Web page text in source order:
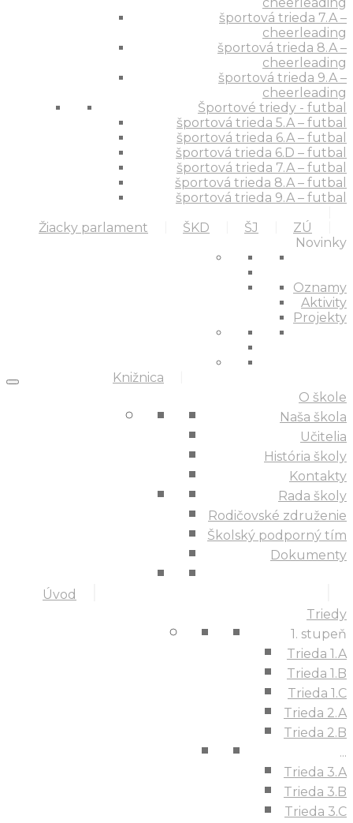
športová trieda 7.A –
cheerleading
športová trieda 8.A –
cheerleading
športová trieda 9.A –
cheerleading
Športové triedy - futbal
športová trieda 5.A – futbal
športová trieda 6.A – futbal
športová trieda 6.D – futbal
športová trieda 7.A – futbal
športová trieda 8.A – futbal
športová trieda 9.A – futbal
Žiacky parlament
ŠKD ŠJ ZÚ
Knižnica
Novinky
Oznamy
Aktivity
Projekty
Úvod
O škole
Naša škola
Učitelia
História školy
Kontakty
Rada školy
Rodičovské združenie
Školský podporný tím
Dokumenty
Triedy
1. stupeň
Trieda 1.A
Trieda 1.B
Trieda 1.C
Trieda 2.A
Trieda 2.B
...
Trieda 3.A
Trieda 3.B
Trieda 3.C